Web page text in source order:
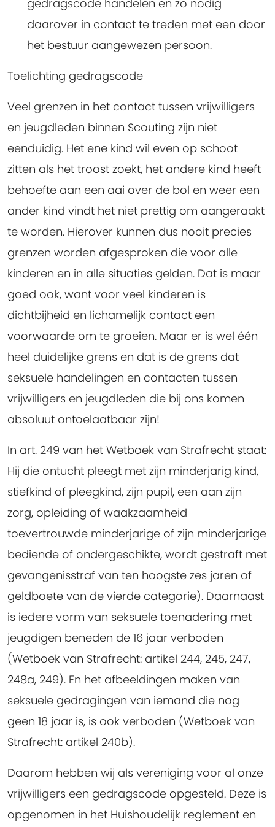
gedragscode handelen en zo nodig
daarover in contact te treden met een door
het bestuur aangewezen persoon.
Toelichting gedragscode
Veel grenzen in het contact tussen vrijwilligers
en jeugdleden binnen Scouting zijn niet
eenduidig. Het ene kind wil even op schoot
zitten als het troost zoekt, het andere kind heeft
behoefte aan een aai over de bol en weer een
ander kind vindt het niet prettig om aangeraakt
te worden. Hierover kunnen dus nooit precies
grenzen worden afgesproken die voor alle
kinderen en in alle situaties gelden. Dat is maar
goed ook, want voor veel kinderen is
dichtbijheid en lichamelijk contact een
voorwaarde om te groeien. Maar er is wel één
heel duidelijke grens en dat is de grens dat
seksuele handelingen en contacten tussen
vrijwilligers en jeugdleden die bij ons komen
absoluut ontoelaatbaar zijn!
In art. 249 van het Wetboek van Strafrecht staat:
Hij die ontucht pleegt met zijn minderjarig kind,
stiefkind of pleegkind, zijn pupil, een aan zijn
zorg, opleiding of waakzaamheid
toevertrouwde minderjarige of zijn minderjarige
bediende of ondergeschikte, wordt gestraft met
gevangenisstraf van ten hoogste zes jaren of
geldboete van de vierde categorie). Daarnaast
is iedere vorm van seksuele toenadering met
jeugdigen beneden de 16 jaar verboden
(Wetboek van Strafrecht: artikel 244, 245, 247,
248a, 249). En het afbeeldingen maken van
seksuele gedragingen van iemand die nog
geen 18 jaar is, is ook verboden (Wetboek van
Strafrecht: artikel 240b).
Daarom hebben wij als vereniging voor al onze
vrijwilligers een gedragscode opgesteld. Deze is
opgenomen in het Huishoudelijk reglement en